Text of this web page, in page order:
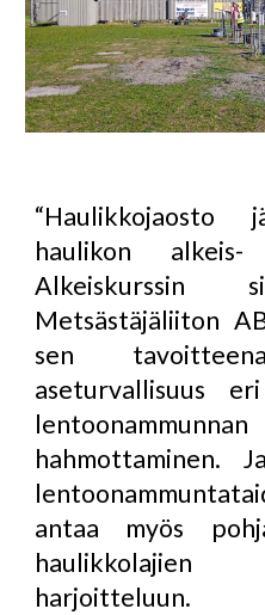
“Haulikkojaosto
haulikon
Alkeiskurssin
Metsästäjäliiton
sen
aseturvallisuus
hahmottaminen.
antaa myös